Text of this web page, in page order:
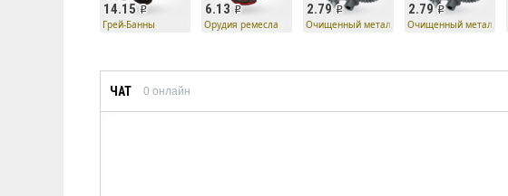
14.15
Грей-Банны
6.13
Орудия ремесла
2.79
Очищенный металл
2.79
Очищенный металл
ЧАТ 0 онлайн